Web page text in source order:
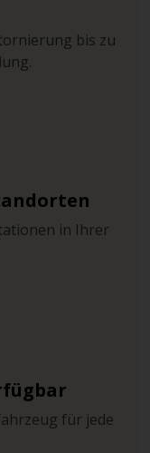
bis zu
in Ihrer
für jede